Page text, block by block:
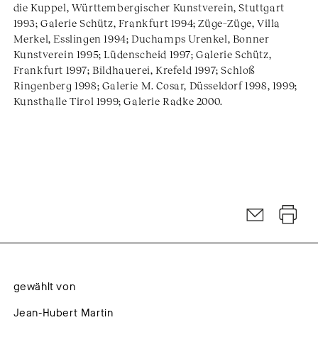
die Kuppel, Württembergischer Kunstverein, Stuttgart
1993; Galerie Schütz, Frankfurt 1994; Züge–Züge, Villa
Merkel, Esslingen 1994; Duchamps Urenkel, Bonner
Kunstverein 1995; Lüdenscheid 1997; Galerie Schütz,
Frankfurt 1997; Bildhauerei, Krefeld 1997; Schloß
Ringenberg 1998; Galerie M. Cosar, Düsseldorf 1998, 1999;
Kunsthalle Tirol 1999; Galerie Radke 2000.
gewählt von
Jean-Hubert Martin